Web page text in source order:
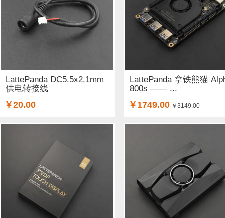
LattePanda DC5.5x2.1mm
供电转接线
￥20.00
LattePanda 拿铁熊猫
800s —— ...
￥1749.00 ￥3149.00